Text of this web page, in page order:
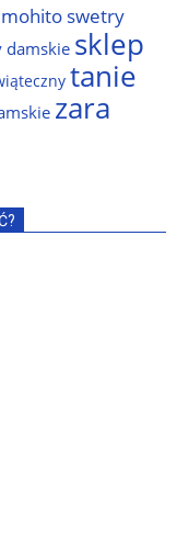
mohito swetry
damskie sklep
tanie
zara